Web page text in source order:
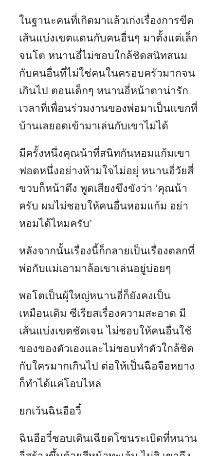
ในฐานะคนที่เกิดมาแล้วเก่งเรื่องการขีด
เส้นแบ่งเขตแดนกับคนอื่นๆ มาตั้งแต่เล็ก
จนโต หนานอี่ไม่ชอบใกล้ชิดสนิทสนม
กับคนอื่นที่ไม่ใช่คนในครอบครัวมากจน
เกินไป ตอนเด็กๆ หนานอี่หน้าตาน่ารัก
เวลาที่เพื่อนร่วมงานของพ่อมาเป็นแขกที่
บ้านเลยอดเข้ามาเล่นกับเขาไม่ได้
มีครั้งหนึ่งคุณน้าที่สนิทกันหอมแก้มเขา
ฟอดหนึ่งอย่างห้ามใจไม่อยู่ หนานอี่วัยสี่
ขวบก็หน้าตึง พูดเสียงขึงขังว่า ‘คุณน้า
ครับ ผมไม่ชอบให้คนอื่นหอมแก้ม อย่า
หอมได้ไหมครับ’
หลังจากนั้นเรื่องนี้ก็กลายเป็นเรื่องตลกที่
พ่อกับแม่เอามาล้อเขาเล่นอยู่บ่อยๆ
พอโตเป็นผู้ใหญ่หนานอี่ก็ยังคงเป็น
เหมือนเดิม ซีเรียสเรื่องความสะอาด มี
เส้นแบ่งเขตชัดเจน ไม่ชอบให้คนอื่นใช้
ของของตัวเองและไม่ชอบทำตัวใกล้ชิด
กับใครมากเกินไป ต่อให้เป็นฉือจือหยาง
ก็ทำได้แค่โอบไหล่
ยกเว้นฉินอีอวี๋
ฉินอีอวี๋ชอบเดินเฉียดโซนระเบิดที่หนาน